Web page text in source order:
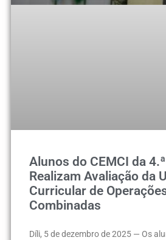
Alunos do CEMCI da
Realizam Avaliação da
Curricular de
Combinadas
Díli, 5 de dezembro de 2025 — Os